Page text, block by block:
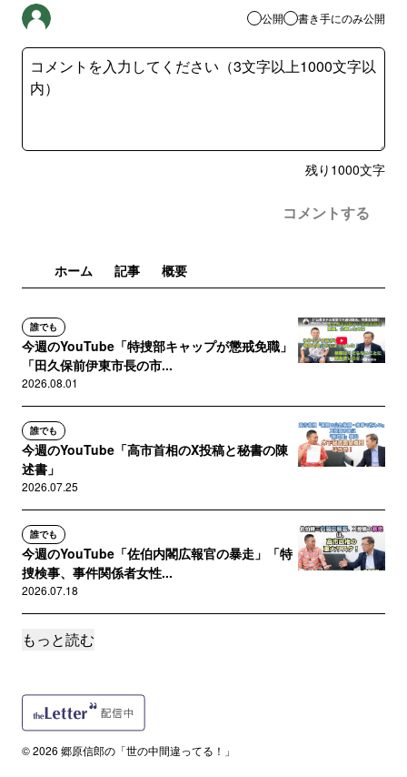
公開 書き手にのみ公開
残り 1000文字
コメントする
ホーム 記事 概要
誰でも
今週のYouTube「特捜部キャップが懲戒免職」
「田久保前伊東市長の市...
2026.08.01
誰でも
今週のYouTube「高市首相のX投稿と秘書の陳
述書」
2026.07.25
誰でも
今週のYouTube「佐伯内閣広報官の暴走」「特
捜検事、事件関係者女性...
2026.07.18
誰でも
2026.07.11
今週のYouTube「高市首相のあざとさ」
もっと読む
© 2026 郷原信郎の「世の中間違ってる！」